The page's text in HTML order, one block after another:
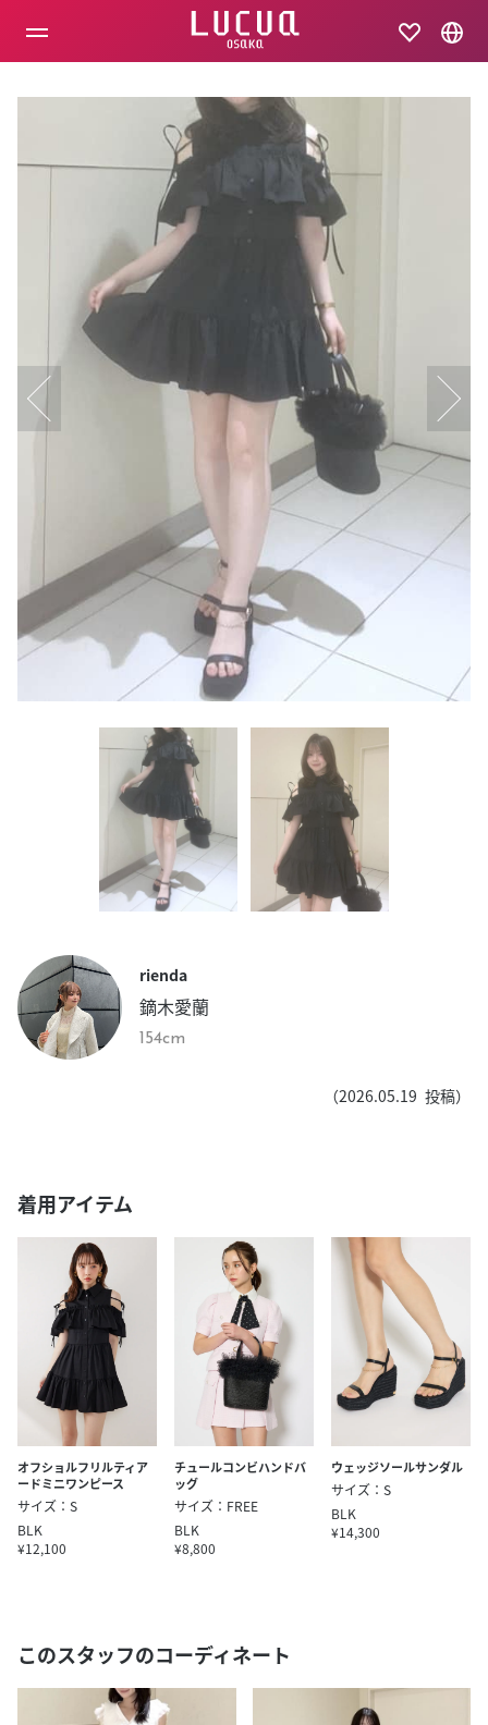
rienda
鏑木愛蘭
154cm
（2026.05.19 投稿）
着用アイテム
オフショルフリルティア
ードミニワンピース
サイズ：S
BLK
¥12,100
チュールコンビハンドバ
ッグ
サイズ：FREE
BLK
¥8,800
ウェッジソールサンダル
サイズ：S
BLK
¥14,300
このスタッフのコーディネート